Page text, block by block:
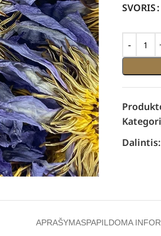
SVORIS
Dalintis:
APRAŠYMASPAPILDOMA